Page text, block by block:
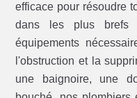
efficace pour résoudre
dans les plus brefs
équipements
l'obstruction et la
une baignoire, une